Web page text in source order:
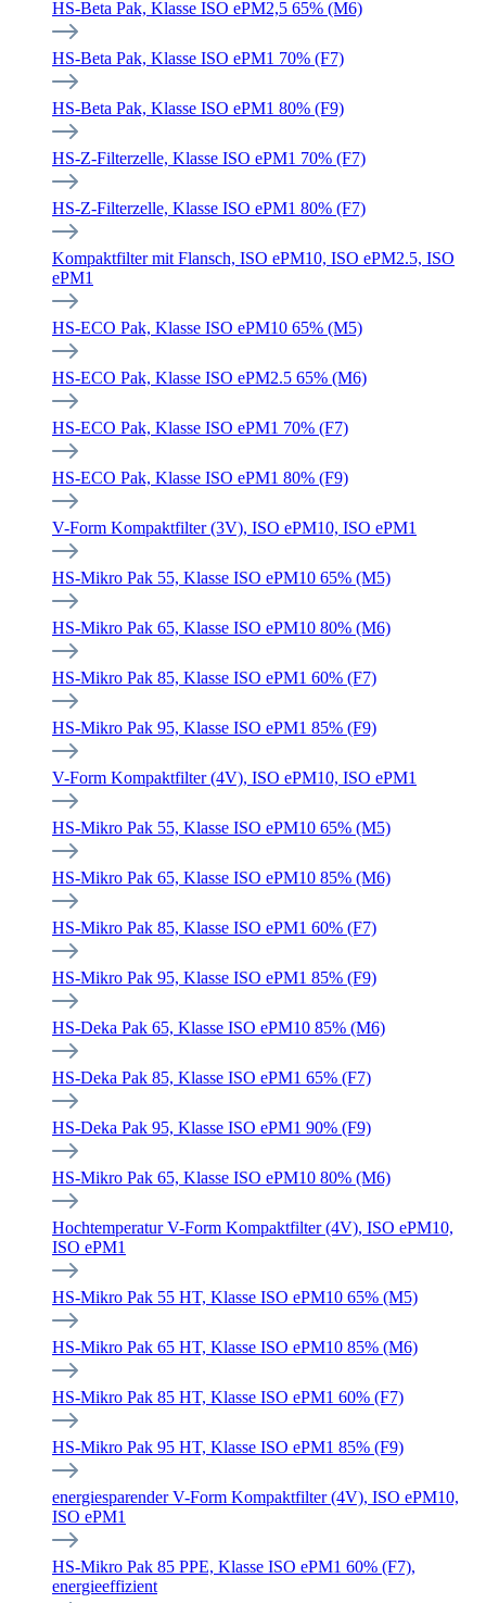
HS-Beta Pak, Klasse ISO ePM2,5 65% (M6)
HS-Beta Pak, Klasse ISO ePM1 70% (F7)
HS-Beta Pak, Klasse ISO ePM1 80% (F9)
HS-Z-Filterzelle, Klasse ISO ePM1 70% (F7)
HS-Z-Filterzelle, Klasse ISO ePM1 80% (F7)
Kompaktfilter mit Flansch, ISO ePM10, ISO ePM2.5, ISO
ePM1
HS-ECO Pak, Klasse ISO ePM10 65% (M5)
HS-ECO Pak, Klasse ISO ePM2.5 65% (M6)
HS-ECO Pak, Klasse ISO ePM1 70% (F7)
HS-ECO Pak, Klasse ISO ePM1 80% (F9)
V-Form Kompaktfilter (3V), ISO ePM10, ISO ePM1
HS-Mikro Pak 55, Klasse ISO ePM10 65% (M5)
HS-Mikro Pak 65, Klasse ISO ePM10 80% (M6)
HS-Mikro Pak 85, Klasse ISO ePM1 60% (F7)
HS-Mikro Pak 95, Klasse ISO ePM1 85% (F9)
V-Form Kompaktfilter (4V), ISO ePM10, ISO ePM1
HS-Mikro Pak 55, Klasse ISO ePM10 65% (M5)
HS-Mikro Pak 65, Klasse ISO ePM10 85% (M6)
HS-Mikro Pak 85, Klasse ISO ePM1 60% (F7)
HS-Mikro Pak 95, Klasse ISO ePM1 85% (F9)
HS-Deka Pak 65, Klasse ISO ePM10 85% (M6)
HS-Deka Pak 85, Klasse ISO ePM1 65% (F7)
HS-Deka Pak 95, Klasse ISO ePM1 90% (F9)
HS-Mikro Pak 65, Klasse ISO ePM10 80% (M6)
Hochtemperatur V-Form Kompaktfilter (4V), ISO ePM10,
ISO ePM1
HS-Mikro Pak 55 HT, Klasse ISO ePM10 65% (M5)
HS-Mikro Pak 65 HT, Klasse ISO ePM10 85% (M6)
HS-Mikro Pak 85 HT, Klasse ISO ePM1 60% (F7)
HS-Mikro Pak 95 HT, Klasse ISO ePM1 85% (F9)
energiesparender V-Form Kompaktfilter (4V), ISO ePM10,
ISO ePM1
HS-Mikro Pak 85 PPE, Klasse ISO ePM1 60% (F7),
energieeffizient